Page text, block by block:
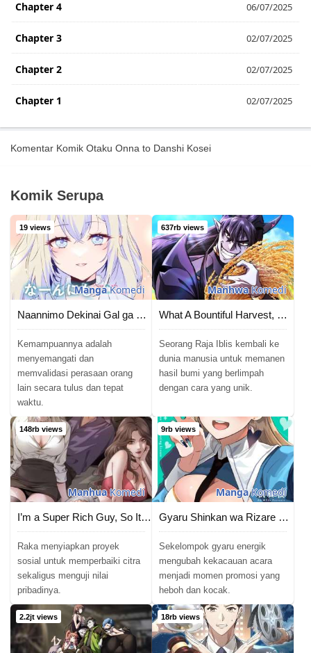
Chapter 4 06/07/2025
Chapter 3 02/07/2025
Chapter 2 02/07/2025
Chapter 1 02/07/2025
Komentar Komik Otaku Onna to Danshi Kosei
Komik Serupa
19 views
MangaKomedi
Naannimo Dekinai Gal ga Yuiitsu Dekiru Koto
Kemampuannya adalah
menyemangati dan
memvalidasi perasaan orang
lain secara tulus dan tepat
waktu.
637rb views
ManhwaKomedi
What A Bountiful Harvest, Demon Lord!
Seorang Raja Iblis kembali ke
dunia manusia untuk memanen
hasil bumi yang berlimpah
dengan cara yang unik.
148rb views
ManhuaKomedi
I’m a Super Rich Guy, So It’s Reasonable For Me to Be a Scumbag
Raka menyiapkan proyek
sosial untuk memperbaiki citra
sekaligus menguji nilai
pribadinya.
9rb views
MangaKomedi
Gyaru Shinkan wa Rizare ga Darui
Sekelompok gyaru energik
mengubah kekacauan acara
menjadi momen promosi yang
heboh dan kocak.
2.2jt views 18rb views